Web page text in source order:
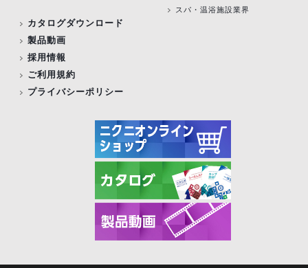
カタログダウンロード
製品動画
採用情報
ご利用規約
プライバシーポリシー
スパ・温浴施設業界